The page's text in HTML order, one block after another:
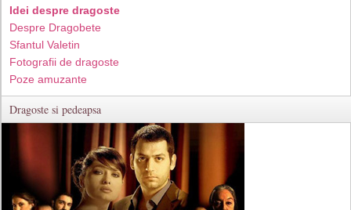
Idei despre dragoste
Despre Dragobete
Sfantul Valetin
Fotografii de dragoste
Poze amuzante
Dragoste si pedeapsa